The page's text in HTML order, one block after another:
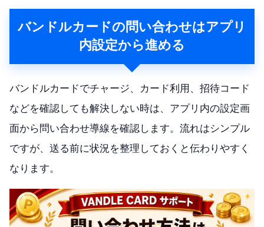
バンドルカードの問い合わせはアプリ
内設定から進める
バンドルカードでチャージ、カード利用、招待コード
などを確認しても解決しない時は、アプリ内の設定画
面から問い合わせ導線を確認します。流れはシンプル
ですが、送る前に状況を整理しておくと伝わりやすく
なります。